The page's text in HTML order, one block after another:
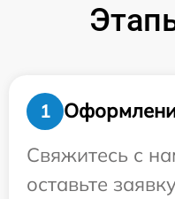
1
Свяжитесь с
оставьте